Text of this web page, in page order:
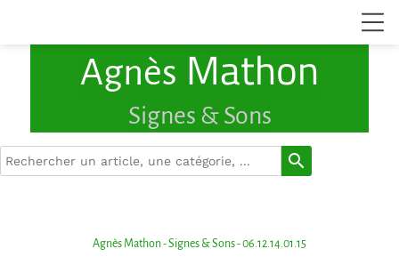
Agnès Mathon
Signes & Sons
search
Agnès Mathon - Signes & Sons - 06.12.14.01.15